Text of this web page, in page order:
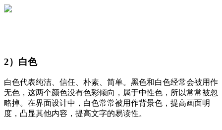
2）白色
白色代表纯洁、信任、朴素、简单。黑色和白色经常会被用作
无色，这两个颜色没有色彩倾向，属于中性色，所以常常被忽
略掉。在界面设计中，白色常常被用作背景色，提高画面明
度，凸显其他内容，提高文字的易读性。